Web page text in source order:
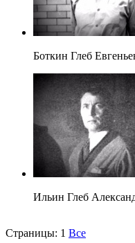
Боткин Глеб
Ильин Глеб
Страницы: 1 Все